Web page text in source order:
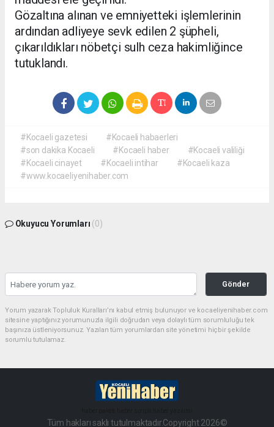
Gözaltına alınan ve emniyetteki işlemlerinin
ardından adliyeye sevk edilen 2 şüpheli,
çıkarıldıkları nöbetçi sulh ceza hakimliğince
tutuklandı.
#Kocaeli gazetesi
#Kocaeli habaerleri
#son dakika Kocaeli
#Kocaeli haber
#Kocaeli valiliği
#Kocaeli cinayet
#Kocaeli intihar
#Kocaeli kaza
#www.kocaeliyenihaber.com
Okuyucu Yorumları (0)
Gönder
Yorum yazarak Topluluk Kuralları’nı kabul etmiş bulunuyor ve kocaeliyenihaber.com
sitesine yaptığınız yorumunuzla ilgili doğrudan veya dolaylı tüm sorumluluğu tek
başınıza üstleniyorsunuz. Yazılan tüm yorumlardan site yönetimi hiçbir şekilde
sorumlu tutulamaz.
Tüm hakları saklı tutulmaktadır.Copyright 2026©